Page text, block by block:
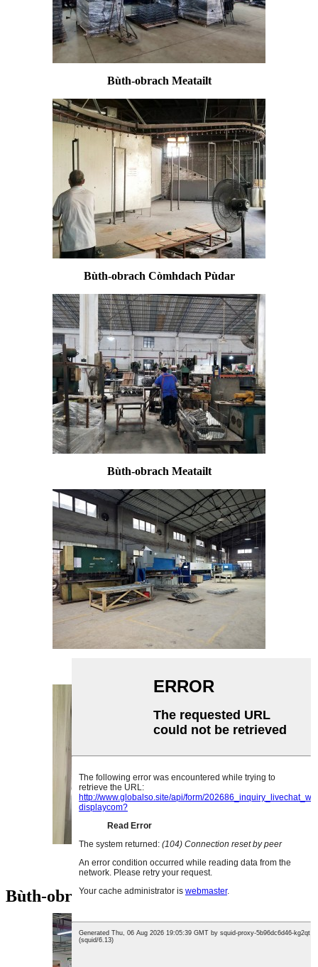
Bùth-obrach Meatailt
Bùth-obrach Còmhdach Pùdar
Bùth-obrach Meatailt
Còmhdach Pùdar Wbùth-obrach
Bùth-obrach Acrylic